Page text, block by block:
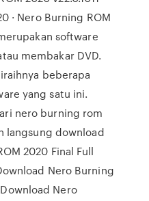
· Nero Burning ROM
software
membakar DVD.
beberapa
yang satu ini.
nero burning rom
langsung download
2020 Final Full
Nero Burning
Nero